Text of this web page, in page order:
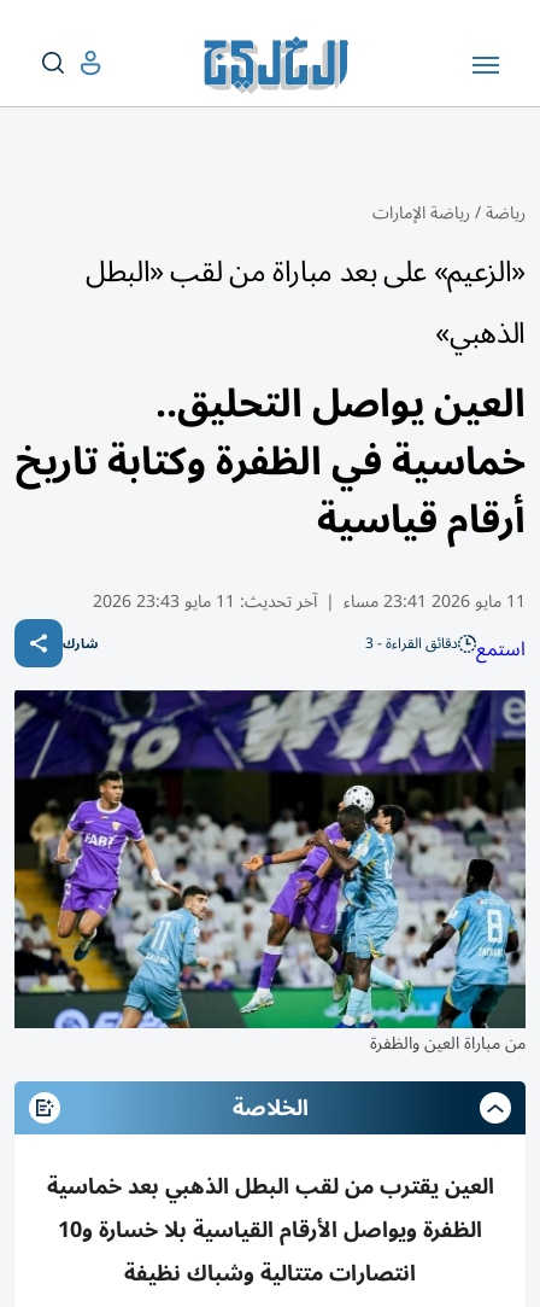
رياضة/رياضة الإمارات
«الزعيم» على بعد مباراة من لقب «البطل
الذهبي»
العين يواصل التحليق..
خماسية في الظفرة وكتابة تاريخ
أرقام قياسية
11 مايو 2026 23:41 مساء | آخر تحديث: 11 مايو 23:43 2026
استمع دقائق القراءة - 3 شارك
من مباراة العين والظفرة
الخلاصة
العين يقترب من لقب البطل الذهبي بعد خماسية
الظفرة ويواصل الأرقام القياسية بلا خسارة و10
انتصارات متتالية وشباك نظيفة